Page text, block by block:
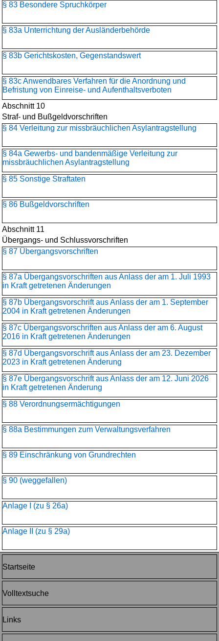
§ 83 Besondere Spruchkörper
§ 83a Unterrichtung der Ausländerbehörde
§ 83b Gerichtskosten, Gegenstandswert
§ 83c Anwendbares Verfahren für die Anordnung und
Befristung von Einreise- und Aufenthaltsverboten
Abschnitt 10
Straf- und Bußgeldvorschriften
§ 84 Verleitung zur missbräuchlichen Asylantragstellung
§ 84a Gewerbs- und bandenmäßige Verleitung zur
missbräuchlichen Asylantragstellung
§ 85 Sonstige Straftaten
§ 86 Bußgeldvorschriften
Abschnitt 11
Übergangs- und Schlussvorschriften
§ 87 Übergangsvorschriften
§ 87a Übergangsvorschriften aus Anlass der am 1. Juli 1993
in Kraft getretenen Änderungen
§ 87b Übergangsvorschrift aus Anlass der am 1. September
2004 in Kraft getretenen Änderungen
§ 87c Übergangsvorschriften aus Anlass der am 6. August
2016 in Kraft getretenen Änderungen
§ 87d Übergangsvorschrift aus Anlass der am 23. Dezember
2023 in Kraft getretenen Änderung
§ 87e Übergangsvorschrift aus Anlass der am 12. Juni 2026
in Kraft getretenen Änderung
§ 88 Verordnungsermächtigungen
§ 88a Bestimmungen zum Verwaltungsverfahren
§ 89 Einschränkung von Grundrechten
§ 90 (weggefallen)
Anlage I (zu § 26a)
Anlage II (zu § 29a)
Startseite
Volltextsuche
Links